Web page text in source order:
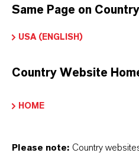
SELECCIONA EL IDIOMA
Same Page on
USA (ENGLISH)
Country Website
HOME
Please note: Country